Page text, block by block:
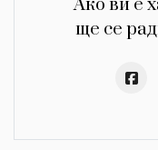
Ако ви е
ще се